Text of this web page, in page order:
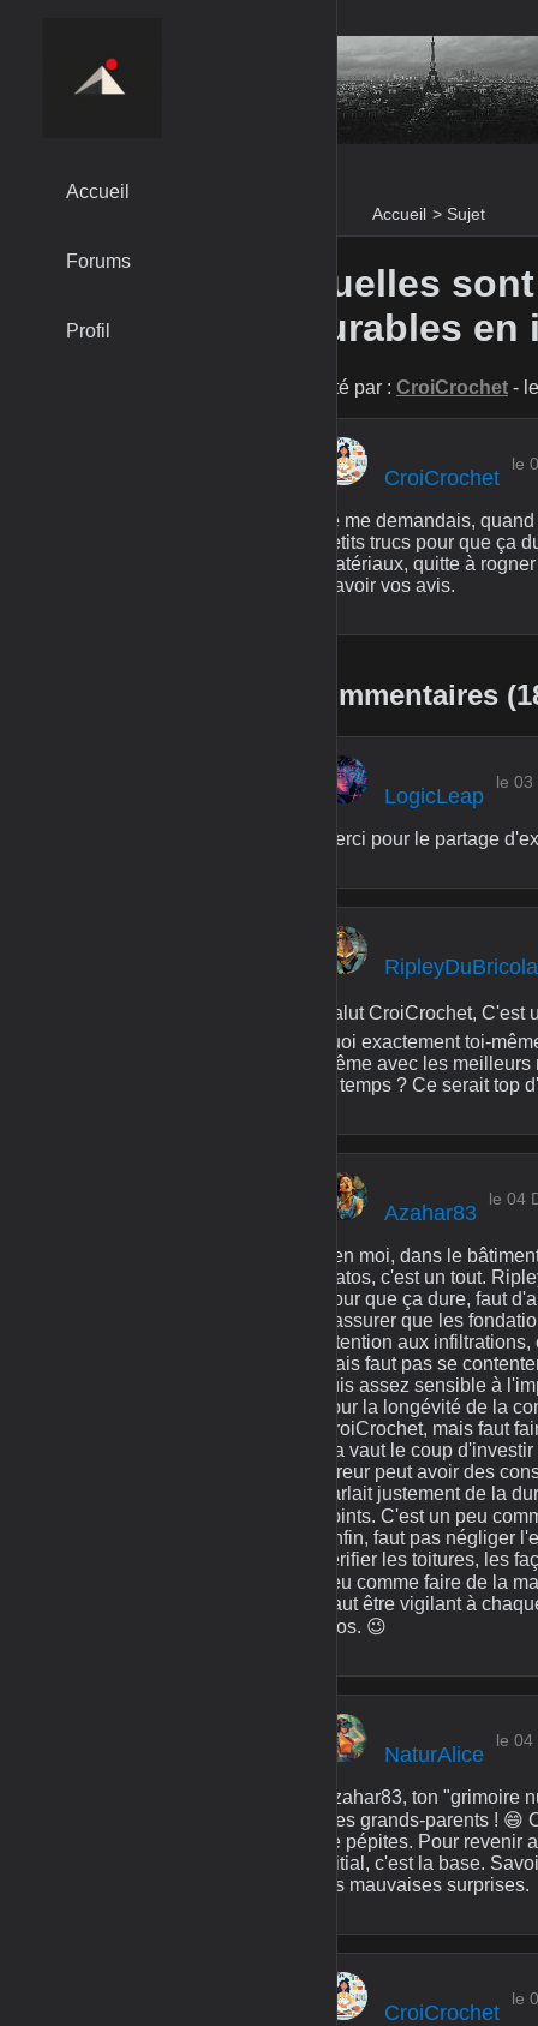
Accueil > Sujet
Accueil
Forums
Profil
Quelles
durables
Posté par : CroiCrochet -
CroiCrochet
le
Je me demandais,
petits trucs pour que ça
matériaux, quitte à
d'avoir vos avis.
Commentaires
LogicLeap
le 03
Merci pour le partage
Salut CroiCrochet,
quoi exactement toi-
même avec les
le temps ? Ce serait top
Azahar83
le 04
Ben moi, dans le
matos, c'est un tout.
Pour que ça dure, faut
s'assurer que les
attention aux
Mais faut pas se
suis assez sensible à
pour la longévité de la
CroiCrochet, mais faut
Ça vaut le coup
erreur peut avoir des
parlait justement de la
points. C'est un peu
Enfin, faut pas négliger
vérifier les toitures, les
peu comme faire de la
Faut être vigilant à
pros. 😉
NaturAlice
le 04
Azahar83, ton "grimoire
mes grands-parents !
de pépites. Pour
initial, c'est la base.
les mauvaises surprises.
CroiCrochet
le